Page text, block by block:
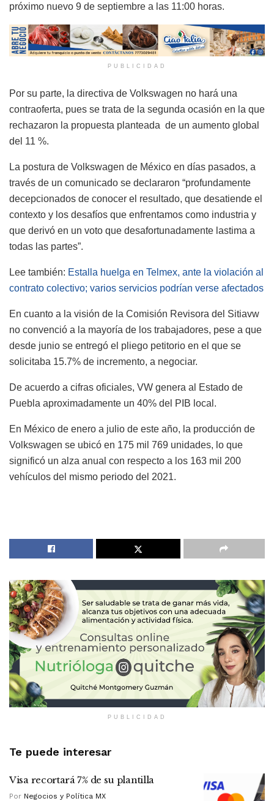
próximo nuevo 9 de septiembre a las 11:00 horas.
PUBLICIDAD
Por su parte, la directiva de Volkswagen no hará una
contraoferta, pues se trata de la segunda ocasión en la que
rechazaron la propuesta planteada de un aumento global
del 11 %.
La postura de Volkswagen de México en días pasados, a
través de un comunicado se declararon “profundamente
decepcionados de conocer el resultado, que desatiende el
contexto y los desafíos que enfrentamos como industria y
que derivó en un voto que desafortunadamente lastima a
todas las partes”.
Lee también: Estalla huelga en Telmex, ante la violación al
contrato colectivo; varios servicios podrían verse afectados
En cuanto a la visión de la Comisión Revisora del Sitiavw
no convenció a la mayoría de los trabajadores, pese a que
desde junio se entregó el pliego petitorio en el que se
solicitaba 15.7% de incremento, a negociar.
De acuerdo a cifras oficiales, VW genera al Estado de
Puebla aproximadamente un 40% del PIB local.
En México de enero a julio de este año, la producción de
Volkswagen se ubicó en 175 mil 769 unidades, lo que
significó un alza anual con respecto a los 163 mil 200
vehículos del mismo periodo del 2021.
PUBLICIDAD
Te puede interesar
Visa recortará 7% de su plantilla
Por Negocios y Política MX